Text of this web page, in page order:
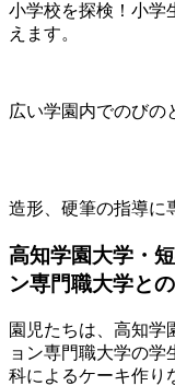
小学校を探検！小学
えます。
広い学園内でのびの
造形、硬筆の指導に
高知学園大学・
ン専門職大学と
園児たちは、高知学
ョン専門職大学の学
科によるケーキ作り